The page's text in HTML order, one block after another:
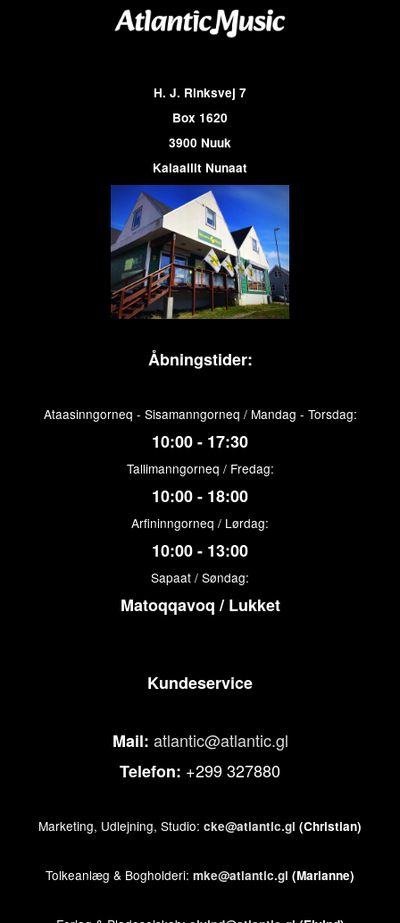
H. J. Rinksvej 7
Box 1620
3900 Nuuk
Kalaallit Nunaat
Åbningstider:
Ataasinngorneq - Sisamanngorneq / Mandag - Torsdag:
10:00 - 17:30
Tallimanngorneq / Fredag:
10:00 - 18:00
Arfininngorneq / Lørdag:
10:00 - 13:00
Sapaat / Søndag:
Matoqqavoq / Lukket
Kundeservice
Mail: atlantic@atlantic.gl
Telefon: +299 327880
Marketing, Udlejning, Studio: cke@atlantic.gl (Christian)
Tolkeanlæg & Bogholderi: mke@atlantic.gl (Marianne)